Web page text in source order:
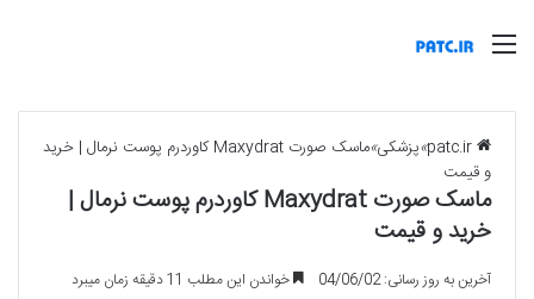
منو
»پزشکی»
ماسک صورت Maxydrat کاوردرم پوست نرمال | خرید
و قیمت
ماسک صورت Maxydrat کاوردرم پوست نرمال |
خرید و قیمت
آخرین به روز رسانی: 04/06/02 خواندن این مطلب 11 دقیقه زمان میبرد